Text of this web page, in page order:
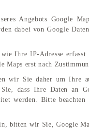
Angebots Google
dabei von Google
Ihre IP-Adresse
Maps erst nach
wir Sie daher um Ihre
dass Ihre Daten an
werden. Bitte
bitten wir Sie, Google